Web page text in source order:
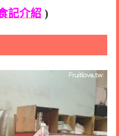
記介紹 )